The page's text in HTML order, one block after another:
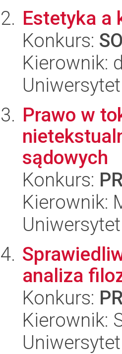
Estetyka a
Konkurs:
Kierownik:
Prawo w
sądowych
Konkurs:
Kierownik:
analiza
Konkurs:
Kierownik: